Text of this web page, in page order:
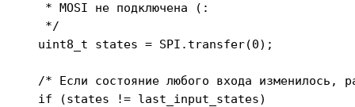
   * MOSI не подключена (:
   */
  uint8_t states = SPI.transfer(0);
/* Если состояние любого входа изменилось,
  if (states != last_input_states)